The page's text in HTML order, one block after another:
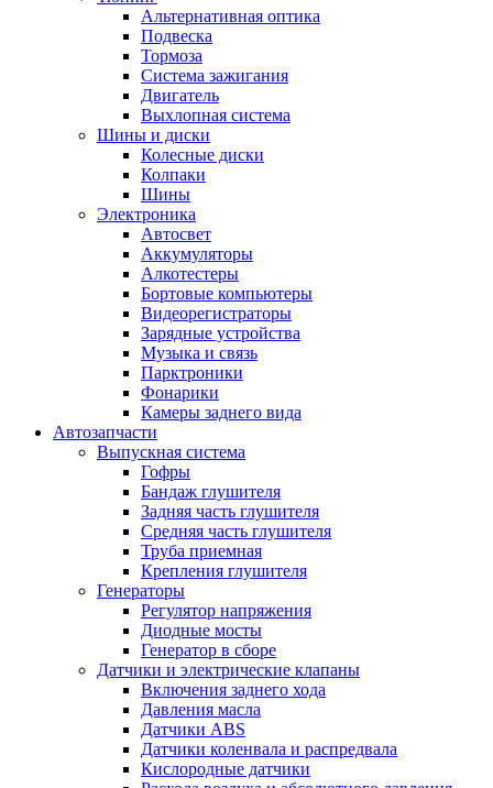
Альтернативная оптика
Подвеска
Тормоза
Система зажигания
Двигатель
Выхлопная система
Шины и диски
Колесные диски
Колпаки
Шины
Электроника
Автосвет
Аккумуляторы
Алкотестеры
Бортовые компьютеры
Видеорегистраторы
Зарядные устройства
Музыка и связь
Парктроники
Фонарики
Камеры заднего вида
Автозапчасти
Выпускная система
Гофры
Бандаж глушителя
Задняя часть глушителя
Средняя часть глушителя
Труба приемная
Крепления глушителя
Генераторы
Регулятор напряжения
Диодные мосты
Генератор в сборе
Датчики и электрические клапаны
Включения заднего хода
Давления масла
Датчики ABS
Датчики коленвала и распредвала
Кислородные датчики